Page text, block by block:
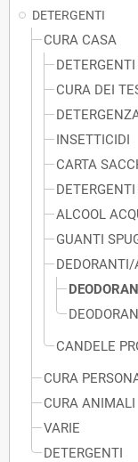
DETERGENTI
CURA CASA
CURA DEI
INSETTICIDI
CARTA
ALCOOL
GUANTI
CANDELE
CURA
CURA ANIMALI
VARIE
DETERGENTI